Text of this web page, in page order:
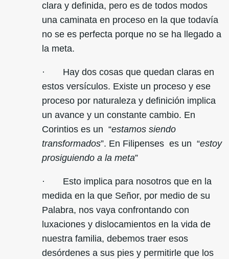
clara y definida, pero es de todos modos
una caminata en proceso en la que todavía
no se es perfecta porque no se ha llegado a
la meta.
· Hay dos cosas que quedan claras en
estos versículos. Existe un proceso y ese
proceso por naturaleza y definición implica
un avance y un constante cambio. En
Corintios es un “estamos siendo
transformados”. En Filipenses es un “estoy
prosiguiendo a la meta”
· Esto implica para nosotros que en la
medida en la que Señor, por medio de su
Palabra, nos vaya confrontando con
luxaciones y dislocamientos en la vida de
nuestra familia, debemos traer esos
desórdenes a sus pies y permitirle que los